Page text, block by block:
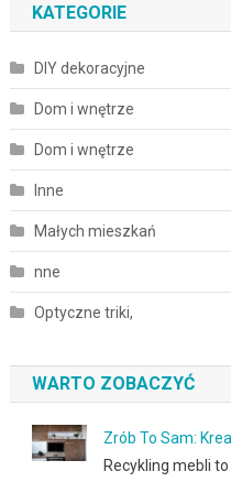
KATEGORIE
DIY dekoracyjne
Dom i wnętrze
Dom i wnętrze
Inne
Małych mieszkań
nne
Optyczne triki,
WARTO ZOBACZYĆ
Zrób To Sam:
Recykling mebli